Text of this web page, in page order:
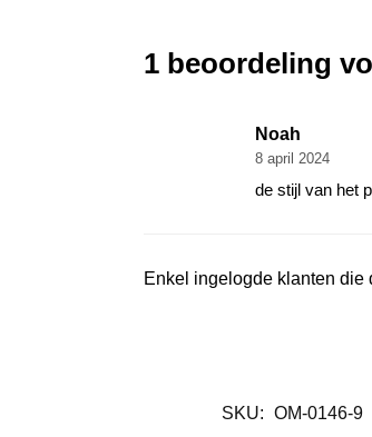
1 beoordeling
Noah
8 april 2024
de stijl van het
Enkel ingelogde klanten die
SKU: OM-0146-9